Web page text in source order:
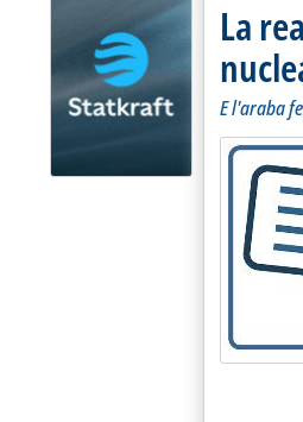
La
E l'araba